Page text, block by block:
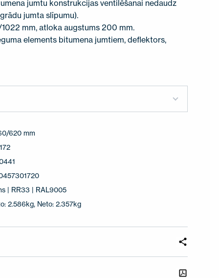
jumtu konstrukcijas ventilēšanai nedaudz
jumta slīpumu).
mm, atloka augstums 200 mm.
elements bitumena jumtiem, deflektors,
620 mm
| RR33 | RAL9005
2.586kg, Neto: 2.357kg